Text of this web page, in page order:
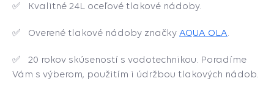
✅ Kvalitné 24L oceľové tlakové nádoby.
✅ Overené tlakové nádoby značky AQUA OLA
✅ 20 rokov skúseností s vodotechnikou. Poradíme
Vám s výberom, použitím i údržbou tlakových nádob.